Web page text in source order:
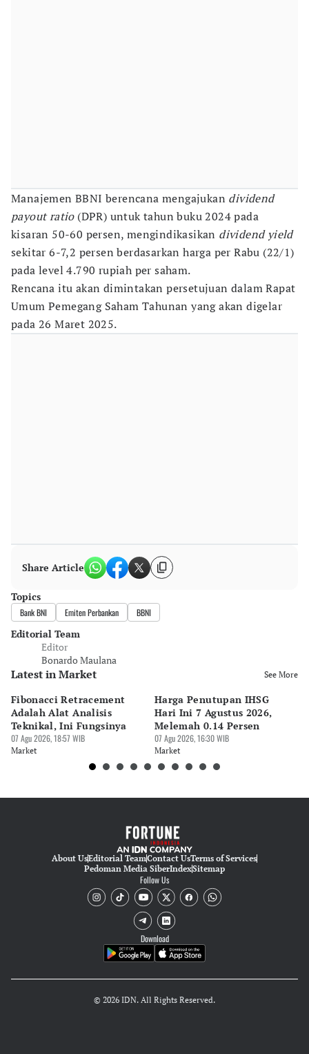
Manajemen BBNI berencana mengajukan dividend
payout ratio(DPR) untuk tahun buku 2024 pada
kisaran 50-60 persen, mengindikasikan dividend yield
sekitar 6-7,2 persen berdasarkan harga per Rabu (22/1)
pada level 4.790 rupiah per saham.
Rencana itu akan dimintakan persetujuan dalam Rapat
Umum Pemegang Saham Tahunan yang akan digelar
pada 26 Maret 2025.
Share Article
Topics
Bank BNI Emiten Perbankan BBNI
Editorial Team
Editor
Bonardo Maulana
Latest in Market See More
Fibonacci Retracement
Adalah Alat Analisis
Teknikal, Ini Fungsinya
07 Agu 2026, 18:57 WIB
Market
Harga Penutupan IHSG
Hari Ini 7 Agustus 2026,
Melemah 0.14 Persen
07 Agu 2026, 16:30 WIB
Market
About UsEditorial TeamContact UsTerms of Services
Pedoman Media SiberIndexSitemap
Follow Us
Download
© 2026 IDN. All Rights Reserved.